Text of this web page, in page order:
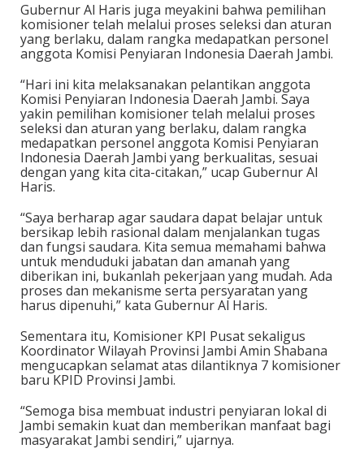
Gubernur Al Haris juga meyakini bahwa pemilihan
komisioner telah melalui proses seleksi dan aturan
yang berlaku, dalam rangka medapatkan personel
anggota Komisi Penyiaran Indonesia Daerah Jambi.
“Hari ini kita melaksanakan pelantikan anggota
Komisi Penyiaran Indonesia Daerah Jambi. Saya
yakin pemilihan komisioner telah melalui proses
seleksi dan aturan yang berlaku, dalam rangka
medapatkan personel anggota Komisi Penyiaran
Indonesia Daerah Jambi yang berkualitas, sesuai
dengan yang kita cita-citakan,” ucap Gubernur Al
Haris.
“Saya berharap agar saudara dapat belajar untuk
bersikap lebih rasional dalam menjalankan tugas
dan fungsi saudara. Kita semua memahami bahwa
untuk menduduki jabatan dan amanah yang
diberikan ini, bukanlah pekerjaan yang mudah. Ada
proses dan mekanisme serta persyaratan yang
harus dipenuhi,” kata Gubernur Al Haris.
Sementara itu, Komisioner KPI Pusat sekaligus
Koordinator Wilayah Provinsi Jambi Amin Shabana
mengucapkan selamat atas dilantiknya 7 komisioner
baru KPID Provinsi Jambi.
“Semoga bisa membuat industri penyiaran lokal di
Jambi semakin kuat dan memberikan manfaat bagi
masyarakat Jambi sendiri,” ujarnya.